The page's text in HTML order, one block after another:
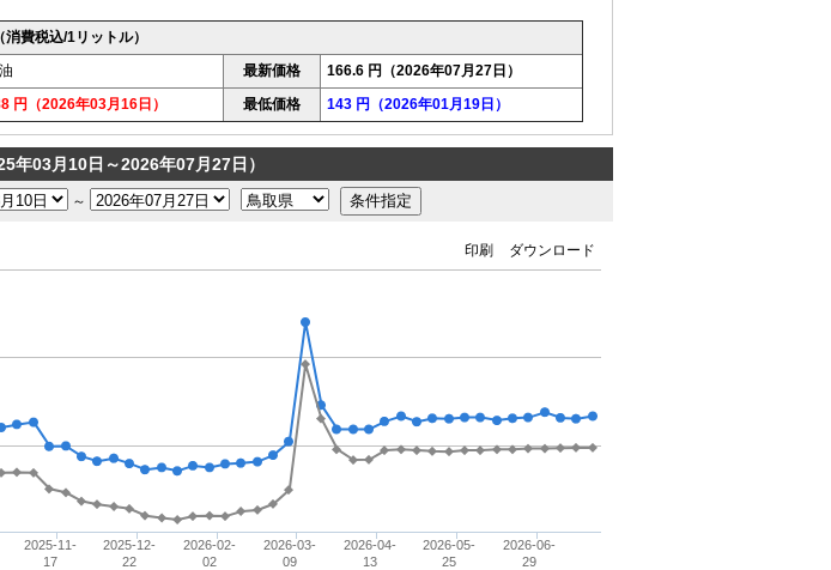
費税込/1リットル）
最新価格
166.6 円（2026年07月27日）
円（2026年03月16日） 最低価格 143 円（2026年01月19日）
年03月10日～2026年07月27日）
～
ダウンロード
印刷
2025-11-
17
2025-12-
22
2026-02-
02
2026-03-
09
2026-04-
13
2026-05-
25
2026-06-
29